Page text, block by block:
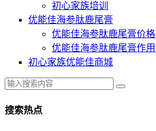
初心家族培训
优能佳海参肽鹿尾膏
优能佳海参肽鹿尾膏价格
优能佳海参肽鹿尾膏作用
初心家族优能佳商城
搜索热点